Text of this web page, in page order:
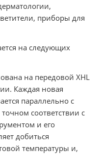
приборы для
на следующих
на передовой XHL
Каждая новая
параллельно с
соответствии с
и его
добиться
температуры и,